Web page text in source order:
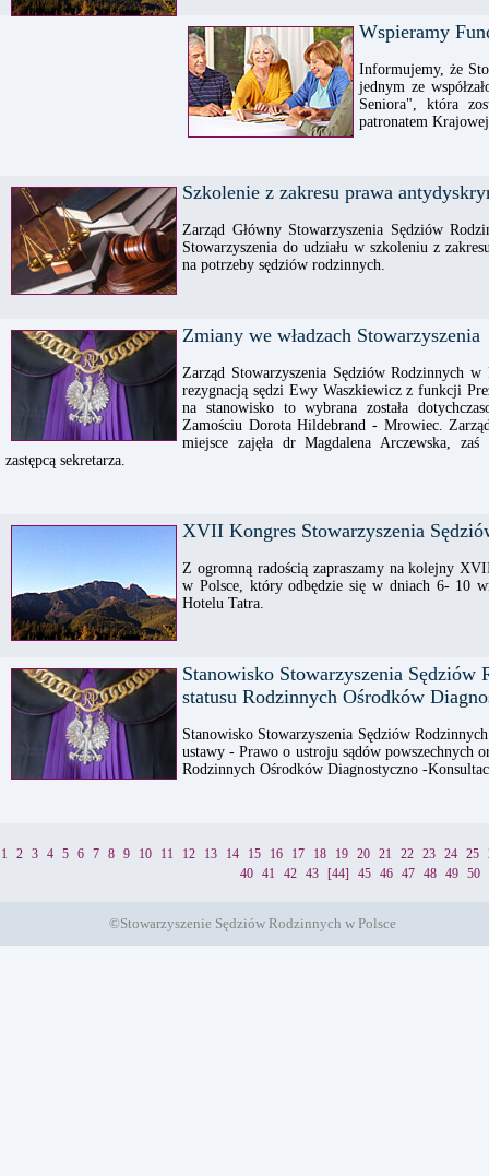
Wspieramy
Informujemy, że
jednym ze
Seniora", która
patronatem
Szkolenie z zakresu prawa
Zarząd Główny Stowarzyszenia Sędziów
Stowarzyszenia do udziału w szkoleniu z
na potrzeby sędziów rodzinnych.
Zmiany we władzach Stowarzyszenia
Zarząd Stowarzyszenia Sędziów Rodzinnych
rezygnacją sędzi Ewy Waszkiewicz z funkcji
na stanowisko to wybrana została
Zamościu Dorota Hildebrand - Mrowiec.
miejsce zajęła dr Magdalena Arczewska,
zastępcą sekretarza.
XVII Kongres Stowarzyszenia
Z ogromną radością zapraszamy na kolejny
w Polsce, który odbędzie się w dniach 6- 10
Hotelu Tatra.
Stanowisko Stowarzyszenia Sędziów
statusu Rodzinnych Ośrodków
Stanowisko Stowarzyszenia Sędziów
ustawy - Prawo o ustroju sądów powszechnych
Rodzinnych Ośrodków Diagnostyczno -
1 2 3 4 5 6 7 8 9 10 11 12 13 14 15 16 17 18 19 20 21 22 23 24 25
40
41 42 43 [44] 45 46 47 48 49 50
©Stowarzyszenie Sędziów Rodzinnych w Polsce